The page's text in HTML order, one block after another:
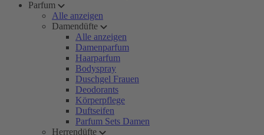
Parfum
Alle anzeigen
Damendüfte
Alle anzeigen
Damenparfum
Haarparfum
Bodyspray
Duschgel Frauen
Deodorants
Körperpflege
Duftseifen
Parfum Sets Damen
Herrendüfte